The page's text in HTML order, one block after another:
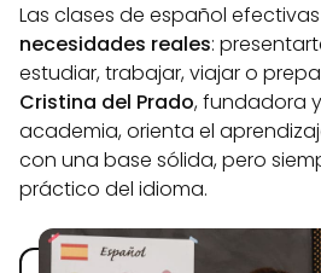
Las clases de español
necesidades reales:
estudiar, trabajar, viajar o
Cristina del Prado, fundadora
academia, orienta el
con una base sólida, pero
práctico del idioma.